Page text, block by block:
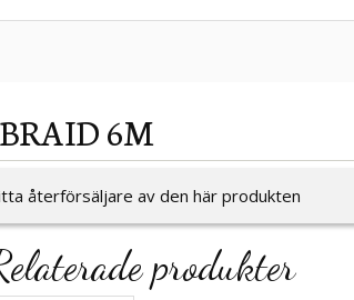
BRAID 6M
återförsäljare av den här produkten
produkter